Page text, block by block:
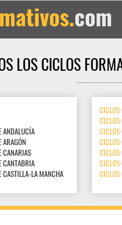
LOS CICLOS
ANDALUCÍA
CANARIAS
CANTABRIA
CASTILLA-LA MANCHA
CICLOS
CICLOS
CICLOS
CICLOS
CICLOS
CICLOS
CICLOS